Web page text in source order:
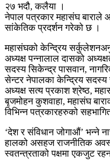
२७ भदौ, कलैया ।
नेपाल पत्रकार महासंघ
सांकेतिक प्रदर्शन गरेको छ ।
महासंघको केन्द्रिय
अध्यक्ष पन्नालाल दासको
सदस्य सिकेन्द्र पासवान,
सेन्टर नेपालका केन्द्रिय सदस्य
अध्यक्ष सत्य प्रकाश श्रेष्ठ,
बृजमोहन कुशवाहा, महासंघ
विभिन्न पत्रकारहरुको
‘देश र संविधान जोगाऔं’ भन्ने
हालको असहज राजनीतिक
स्वतन्त्रताको पक्षमा एकजुट